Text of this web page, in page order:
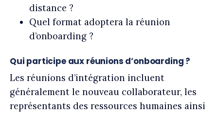
distance ?
Quel format adoptera la réunion
d’onboarding ?
Qui participe aux réunions d’onboarding ?
Les réunions d’intégration incluent
généralement le nouveau collaborateur, les
représentants des ressources humaines ainsi